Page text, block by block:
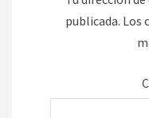
publicada. Los